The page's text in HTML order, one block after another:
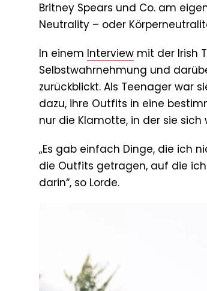
Britney Spears und Co. am
Neutrality – oder
In einem Interview mit der Irish
Selbstwahrnehmung und
zurückblickt. Als Teenager war
dazu, ihre Outfits in eine
nur die Klamotte, in der sie sich
„Es gab einfach Dinge, die ich
die Outfits getragen, auf die
darin“, so Lorde.